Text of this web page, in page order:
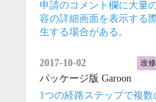
申請のコメント欄に大量
容の詳細画面を表示する
生する場合がある。
2017-10-02 改
パッケージ版 Garoon
1つの経路ステップで複